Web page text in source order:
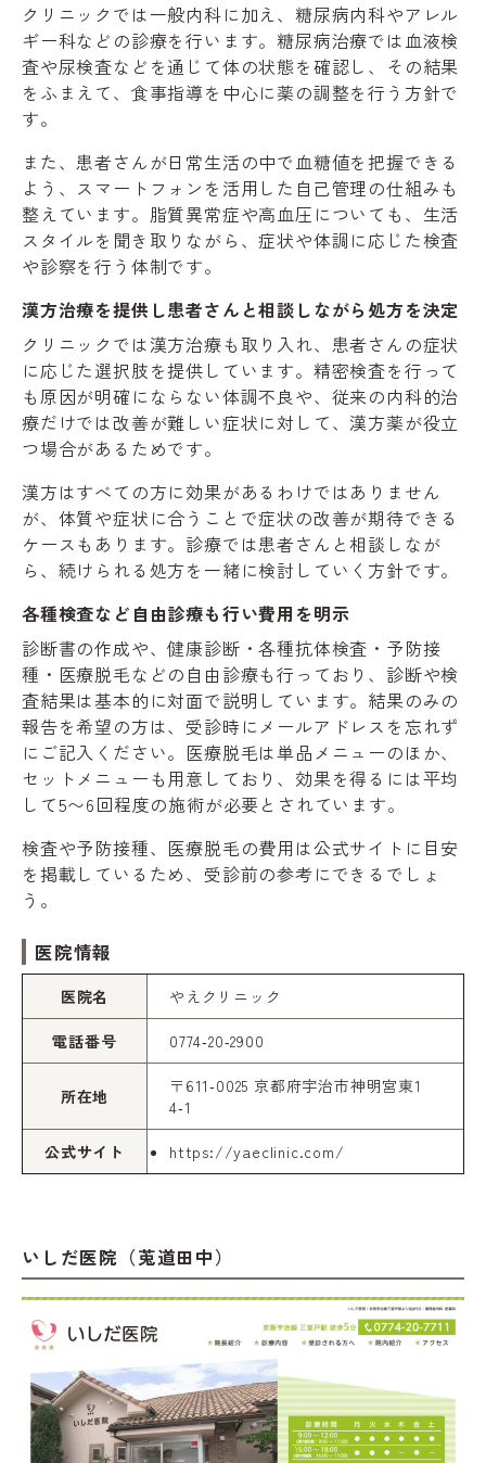
クリニックでは一般内科に加え、糖尿病内科やアレル
ギー科などの診療を行います。糖尿病治療では血液検
査や尿検査などを通じて体の状態を確認し、その結果
をふまえて、食事指導を中心に薬の調整を行う方針で
す。
また、患者さんが日常生活の中で血糖値を把握できる
よう、スマートフォンを活用した自己管理の仕組みも
整えています。脂質異常症や高血圧についても、生活
スタイルを聞き取りながら、症状や体調に応じた検査
や診察を行う体制です。
漢方治療を提供し患者さんと相談しながら処方を決定
クリニックでは漢方治療も取り入れ、患者さんの症状
に応じた選択肢を提供しています。精密検査を行って
も原因が明確にならない体調不良や、従来の内科的治
療だけでは改善が難しい症状に対して、漢方薬が役立
つ場合があるためです。
漢方はすべての方に効果があるわけではありません
が、体質や症状に合うことで症状の改善が期待できる
ケースもあります。診療では患者さんと相談しなが
ら、続けられる処方を一緒に検討していく方針です。
各種検査など自由診療も行い費用を明示
診断書の作成や、健康診断・各種抗体検査・予防接
種・医療脱毛などの自由診療も行っており、診断や検
査結果は基本的に対面で説明しています。結果のみの
報告を希望の方は、受診時にメールアドレスを忘れず
にご記入ください。医療脱毛は単品メニューのほか、
セットメニューも用意しており、効果を得るには平均
して5〜6回程度の施術が必要とされています。
検査や予防接種、医療脱毛の費用は公式サイトに目安
を掲載しているため、受診前の参考にできるでしょ
う。
医院情報
医院名 やえクリニック
電話番号 0774‑20‑2900
所在地
〒611‑0025 京都府宇治市神明宮東1
4‑1
公式サイト https://yaeclinic.com/
いしだ医院（莵道田中）